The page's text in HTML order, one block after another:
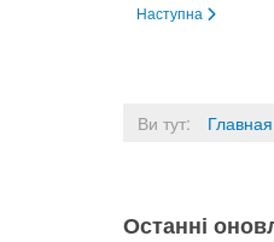
Наступна стаття:
Наступна
Ви тут: Главная
Останні